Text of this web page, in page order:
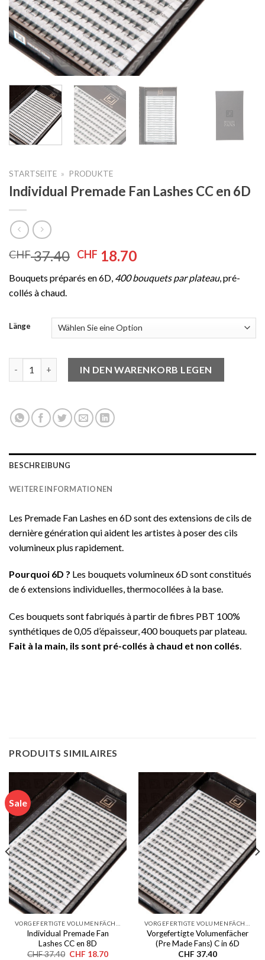
STARTSEITE » PRODUKTE
Individual Premade Fan Lashes CC en 6D
CHF37.40 Le
initial
CHF 18.70Le
actuel
Bouquets préparés en 6D, 400 bouquets par plateau, pré-
collés à chaud.
Länge
IN DEN WARENKORB LEGEN
BESCHREIBUNG
WEITERE INFORMATIONEN
Les Premade Fan Lashes en 6D sont des extensions de cils de
dernière génération qui aident les artistes à poser des cils
volumineux plus rapidement.
Pourquoi 6D ? Les bouquets volumineux 6D sont constitués
de 6 extensions individuelles, thermocollées à la base.
Ces bouquets sont fabriqués à partir de fibres PBT 100%
synthétiques de 0,05 d’épaisseur, 400 bouquets par plateau.
Fait à la main, ils sont pré-collés à chaud et non collés.
PRODUITS SIMILAIRES
Sale
Individual Premade Fan
Lashes CC en 8D
CHF37.40 Le
CHF 18.70Le
Vorgefertigte Volumenfächer
(Pre Made Fans) C in 6D
CHF 37.40